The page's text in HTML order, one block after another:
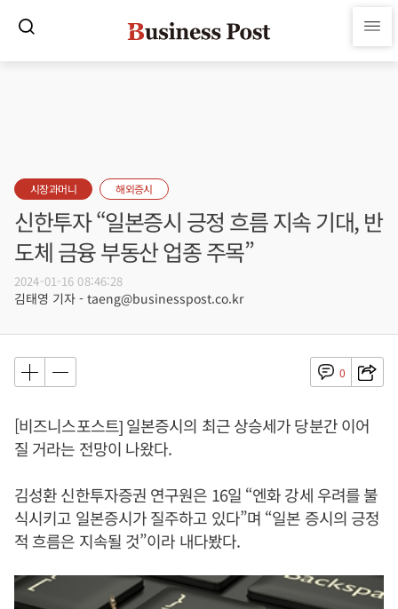
시장과머니 해외증시
신한투자 “일본증시 긍정 흐름 지속 기대, 반
도체 금융 부동산 업종 주목”
2024-01-16 08:46:28
김태영 기자 - taeng@businesspost.co.kr
0
[비즈니스포스트] 일본증시의 최근 상승세가 당분간 이어
질 거라는 전망이 나왔다.
김성환 신한투자증권 연구원은 16일 “엔화 강세 우려를 불
식시키고 일본증시가 질주하고 있다”며 “일본 증시의 긍정
적 흐름은 지속될 것”이라 내다봤다.